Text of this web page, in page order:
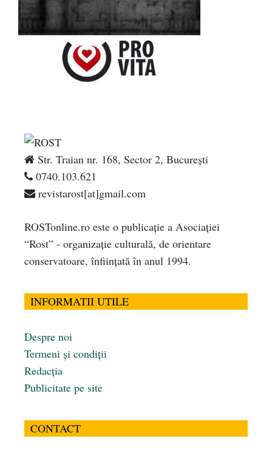
Str. Traian nr. 168, Sector 2, București
0740.103.621
revistarost[at]gmail.com
ROSTonline.ro este o publicaţie a Asociaţiei
“Rost” - organizaţie culturală, de orientare
conservatoare, înfiinţată în anul 1994.
INFORMATII UTILE
Despre noi
Termeni și condiții
Redacția
Publicitate pe site
CONTACT